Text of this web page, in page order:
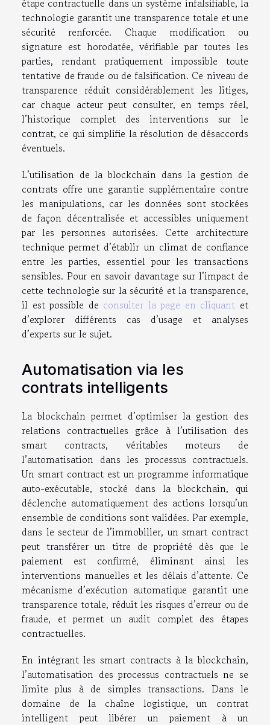
étape contractuelle dans un système infalsifiable, la
technologie garantit une transparence totale et une
sécurité renforcée. Chaque modification ou
signature est horodatée, vérifiable par toutes les
parties, rendant pratiquement impossible toute
tentative de fraude ou de falsification. Ce niveau de
transparence réduit considérablement les litiges,
car chaque acteur peut consulter, en temps réel,
l’historique complet des interventions sur le
contrat, ce qui simplifie la résolution de désaccords
éventuels.
L’utilisation de la blockchain dans la gestion de
contrats offre une garantie supplémentaire contre
les manipulations, car les données sont stockées
de façon décentralisée et accessibles uniquement
par les personnes autorisées. Cette architecture
technique permet d’établir un climat de confiance
entre les parties, essentiel pour les transactions
sensibles. Pour en savoir davantage sur l’impact de
cette technologie sur la sécurité et la transparence,
il est possible de consulter la page en cliquant et
d’explorer différents cas d’usage et analyses
d’experts sur le sujet.
Automatisation via les
contrats intelligents
La blockchain permet d’optimiser la gestion des
relations contractuelles grâce à l’utilisation des
smart contracts, véritables moteurs de
l’automatisation dans les processus contractuels.
Un smart contract est un programme informatique
auto-exécutable, stocké dans la blockchain, qui
déclenche automatiquement des actions lorsqu’un
ensemble de conditions sont validées. Par exemple,
dans le secteur de l’immobilier, un smart contract
peut transférer un titre de propriété dès que le
paiement est confirmé, éliminant ainsi les
interventions manuelles et les délais d’attente. Ce
mécanisme d’exécution automatique garantit une
transparence totale, réduit les risques d’erreur ou de
fraude, et permet un audit complet des étapes
contractuelles.
En intégrant les smart contracts à la blockchain,
l’automatisation des processus contractuels ne se
limite plus à de simples transactions. Dans le
domaine de la chaîne logistique, un contrat
intelligent peut libérer un paiement à un